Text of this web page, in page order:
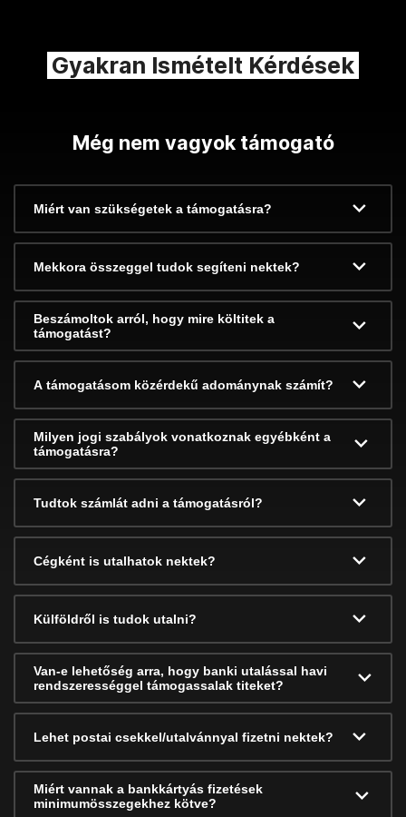
Gyakran Ismételt Kérdések
Még nem vagyok támogató
Miért van szükségetek a támogatásra?
Mekkora összeggel tudok segíteni nektek?
Beszámoltok arról, hogy mire költitek a
támogatást?
A támogatásom közérdekű adománynak számít?
Milyen jogi szabályok vonatkoznak egyébként a
támogatásra?
Tudtok számlát adni a támogatásról?
Cégként is utalhatok nektek?
Külföldről is tudok utalni?
Van-e lehetőség arra, hogy banki utalással havi
rendszerességgel támogassalak titeket?
Lehet postai csekkel/utalvánnyal fizetni nektek?
Miért vannak a bankkártyás fizetések
minimumösszegekhez kötve?